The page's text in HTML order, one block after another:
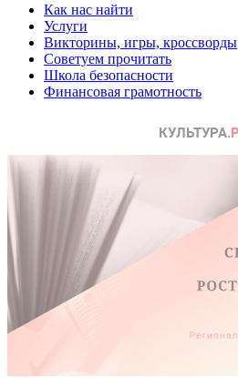
Как нас найти
Услуги
Викторины, игры, кроссворды
Советуем прочитать
Школа безопасности
Финансовая грамотность